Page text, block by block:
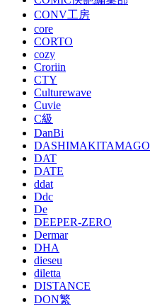
CONV工房
core
CORTO
cozy
Croriin
CTY
Culturewave
Cuvie
C級
DanBi
DASHIMAKITAMAGO
DAT
DATE
ddat
Ddc
De
DEEPER-ZERO
Dermar
DHA
dieseu
diletta
DISTANCE
DON繁